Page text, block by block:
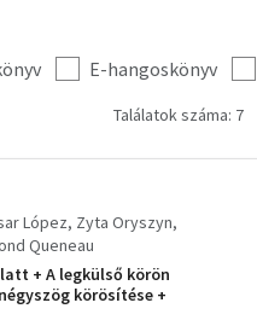
E-hangoskönyv
Találatok száma: 7
López Zyta Oryszyn
Queneau
+ A legkülső körön
körösítése +